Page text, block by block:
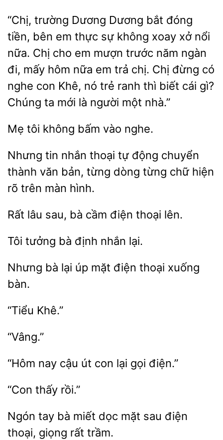
“Chị, trường Dương Dương bắt đóng
tiền, bên em
sự không xoay xở nổi
nữa. Chị cho em mượn trước năm ngàn
đi, mấy hôm nữa em trả chị. Chị đừng có
nghe con Khê, nó trẻ ranh thì biết cái gì?
Chúng ta mới là người
Mẹ tôi vào
Nhưng tin nhắn thoại
động chuyển
thành văn bản,
dòng từng chữ hiện
trên màn hình.
bà cầm điện thoại lên.
Tôi tưởng nhắn
Nhưng bà úp mặt
thoại
bàn.
“Vâng.”
“Hôm nay út con điện.”
tay bà
dọc mặt sau điện
thoại, giọng
trầm.